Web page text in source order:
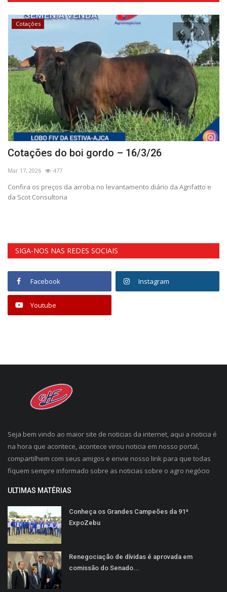
Cotações
Cotações do boi gordo – 16/3/26
Mar 17, 2026 477
Confira os preços da arroba no levantamento diário da Agrifatto e
da Scot Consultoria
SIGA-NOS NAS REDES SOCIAIS
Facebook Instagram
Youtube
Seja bem vindo ao maior site de noticias da internet, aqui a noticia é
na hora que acontece, acontece virou noticia em nosso portal,
compartilhem com seus amigos e envie nosso link para que todas
fiquem sempre informado sobre as noticias sobre o agro negócio
ULTIMAS MATÉRIAS
Conheça os Grandes Campeões da 91ª
ExpoZebu
Renegociação de dívidas é aprovada em
comissão do Senado...